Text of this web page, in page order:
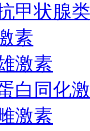
甲状腺
素
激素
白同化
激素